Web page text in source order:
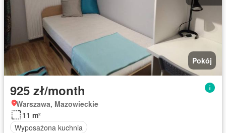
Pokój
925 zł/month
Warszawa, Mazowieckie
11 m²
Wyposażona kuchnia